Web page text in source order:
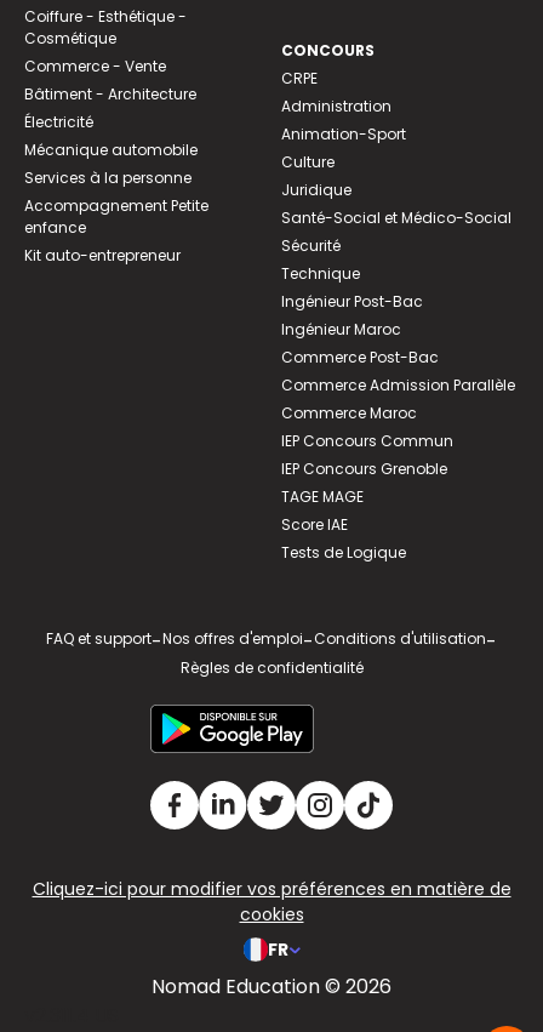
Coiffure - Esthétique -
Cosmétique
Commerce - Vente
Bâtiment - Architecture
Électricité
Mécanique automobile
Services à la personne
Accompagnement Petite
enfance
Kit auto-entrepreneur
CONCOURS
CRPE
Administration
Animation-Sport
Culture
Juridique
Santé-Social et Médico-Social
Sécurité
Technique
Ingénieur Post-Bac
Ingénieur Maroc
Commerce Post-Bac
Commerce Admission Parallèle
Commerce Maroc
IEP Concours Commun
IEP Concours Grenoble
TAGE MAGE
Score IAE
Tests de Logique
FAQ et support-Nos offres d'emploi-Conditions d'utilisation-
Règles de confidentialité
Cliquez-ici pour modifier vos préférences en matière de
cookies
FR
Nomad Education © 2026